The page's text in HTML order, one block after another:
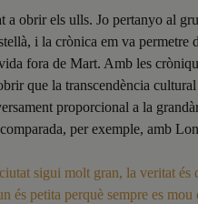
a obrir els ulls. Jo pertanyo al
i la crònica em va permetre
fora de Mart. Amb les
que la transcendència
proporcional a la
per exemple, amb
sigui molt gran, la veritat és
és petita perquè sempre es mou